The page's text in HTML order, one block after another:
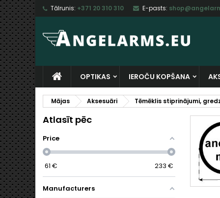
Tālrunis: +371 20 310 310 E-pasts:
OPTIKAS IEROČU KOPŠANA
Mājas Aksesuāri Tēmēklis stiprinājumi,
Atlasīt pēc
Price
61 € 233 €
Manufacturers